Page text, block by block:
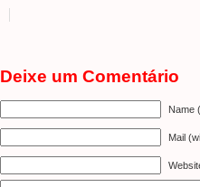
Deixe um Comentário
Name
Mail